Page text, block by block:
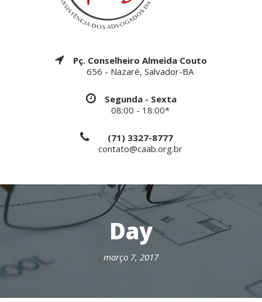
Pç. Conselheiro Almeida Couto
656 - Nazaré, Salvador-BA
Segunda - Sexta
08:00 - 18:00*
(71) 3327-8777
contato@caab.org.br
Day
março 7, 2017